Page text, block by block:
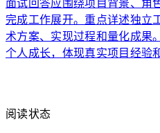
完成工作展开。重点详述独立
术方案、实现过程和量化成果
个人成长，体现真实项目经验
阅读状态